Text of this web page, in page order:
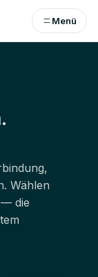
Menü
Wählen
— die